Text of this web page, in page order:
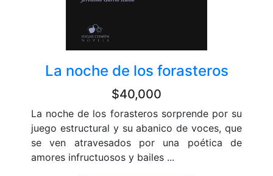
La noche de los forasteros
$40,000
La noche de los forasteros sorprende por su
juego estructural y su abanico de voces, que
se ven atravesados por una poética de
amores infructuosos y bailes ...